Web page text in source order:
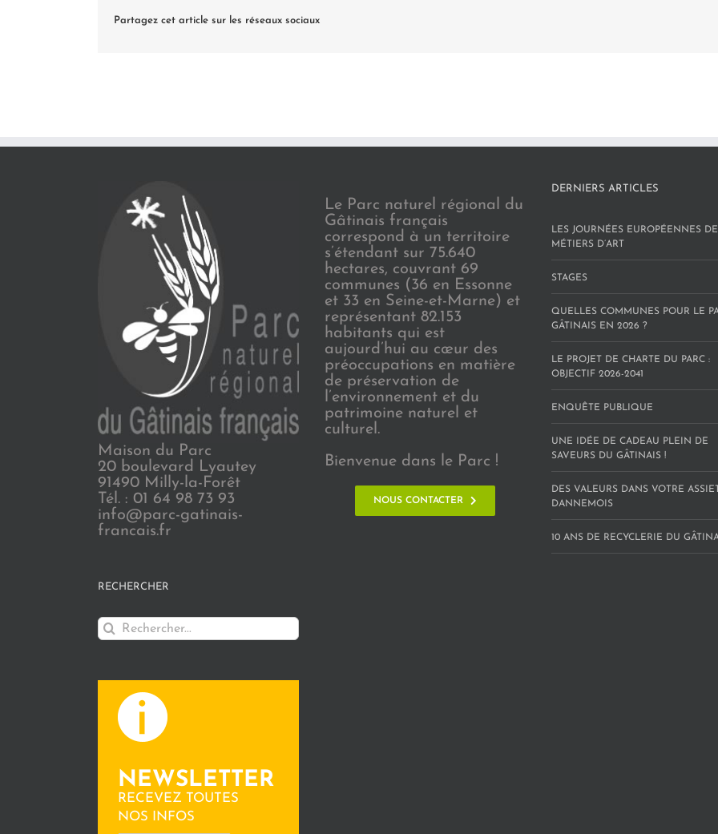
Partagez cet article sur les réseaux sociaux
Maison du Parc
20 boulevard Lyautey
91490 Milly-la-Forêt
Tél. : 01 64 98 73 93
info@parc-gatinais-
francais.fr
RECHERCHER
Rechercher:
NEWSLETTER
RECEVEZ TOUTES
NOS INFOS
Le Parc naturel régional du
Gâtinais français
correspond à un territoire
s’étendant sur 75.640
hectares, couvrant 69
communes (36 en Essonne
et 33 en Seine-et-Marne) et
représentant 82.153
habitants qui est
aujourd’hui au cœur des
préoccupations en matière
de préservation de
l’environnement et du
patrimoine naturel et
culturel.
Bienvenue dans le Parc !
NOUS CONTACTER
DERNIERS ARTICLES
LES JOURNÉES EUROPÉENNES
MÉTIERS D’ART
STAGES
QUELLES COMMUNES POUR LE
GÂTINAIS EN 2026 ?
LE PROJET DE CHARTE DU PARC :
OBJECTIF 2026-2041
ENQUÊTE PUBLIQUE
UNE IDÉE DE CADEAU PLEIN DE
SAVEURS DU GÂTINAIS !
DES VALEURS DANS VOTRE
DANNEMOIS
10 ANS DE RECYCLERIE DU